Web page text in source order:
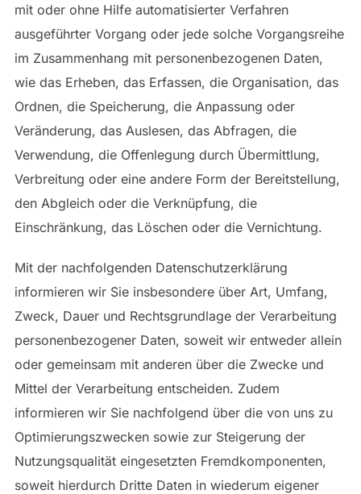
mit oder ohne Hilfe automatisierter Verfahren
ausgeführter Vorgang oder jede solche Vorgangsreihe
im Zusammenhang mit personenbezogenen Daten,
wie das Erheben, das Erfassen, die Organisation, das
Ordnen, die Speicherung, die Anpassung oder
Veränderung, das Auslesen, das Abfragen, die
Verwendung, die Offenlegung durch Übermittlung,
Verbreitung oder eine andere Form der Bereitstellung,
den Abgleich oder die Verknüpfung, die
Einschränkung, das Löschen oder die Vernichtung.
Mit der nachfolgenden Datenschutzerklärung
informieren wir Sie insbesondere über Art, Umfang,
Zweck, Dauer und Rechtsgrundlage der Verarbeitung
personenbezogener Daten, soweit wir entweder allein
oder gemeinsam mit anderen über die Zwecke und
Mittel der Verarbeitung entscheiden. Zudem
informieren wir Sie nachfolgend über die von uns zu
Optimierungszwecken sowie zur Steigerung der
Nutzungsqualität eingesetzten Fremdkomponenten,
soweit hierdurch Dritte Daten in wiederum eigener